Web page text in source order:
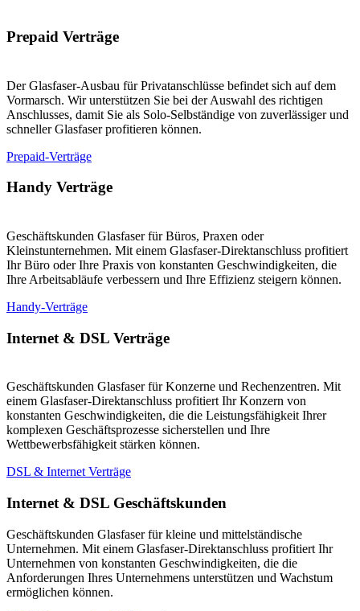
Prepaid Verträge
Der Glasfaser-Ausbau für Privatanschlüsse befindet sich auf dem
Vormarsch. Wir unterstützen Sie bei der Auswahl des richtigen
Anschlusses, damit Sie als Solo-Selbständige von zuverlässiger und
schneller Glasfaser profitieren können.
Prepaid-Verträge
Handy Verträge
Geschäftskunden Glasfaser für Büros, Praxen oder
Kleinstunternehmen. Mit einem Glasfaser-Direktanschluss profitiert
Ihr Büro oder Ihre Praxis von konstanten Geschwindigkeiten, die
Ihre Arbeitsabläufe verbessern und Ihre Effizienz steigern können.
Handy-Verträge
Internet & DSL Verträge
Geschäftskunden Glasfaser für Konzerne und Rechenzentren. Mit
einem Glasfaser-Direktanschluss profitiert Ihr Konzern von
konstanten Geschwindigkeiten, die die Leistungsfähigkeit Ihrer
komplexen Geschäftsprozesse sicherstellen und Ihre
Wettbewerbsfähigkeit stärken können.
DSL & Internet Verträge
Internet & DSL Geschäftskunden
Geschäftskunden Glasfaser für kleine und mittelständische
Unternehmen. Mit einem Glasfaser-Direktanschluss profitiert Ihr
Unternehmen von konstanten Geschwindigkeiten, die die
Anforderungen Ihres Unternehmens unterstützen und Wachstum
ermöglichen können.